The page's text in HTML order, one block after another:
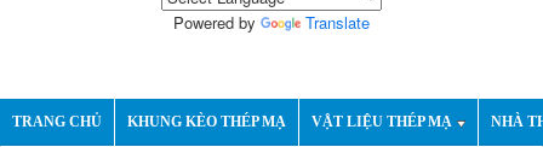
Powered by Translate
TRANG CHỦ KHUNG KÈO THÉP MẠ VẬT LIỆU THÉP MẠ NHÀ